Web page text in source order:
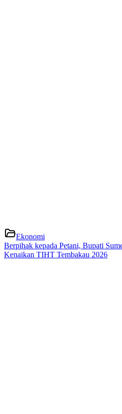
Ekonomi
Berpihak kepada Petani, Bupati
Kenaikan TIHT Tembakau 2026